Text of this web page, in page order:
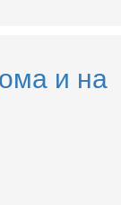
и на